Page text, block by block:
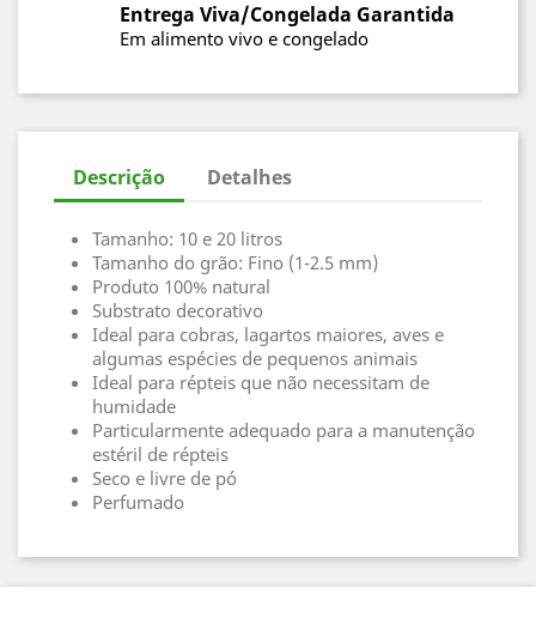
Entrega Viva/Congelada Garantida
Em alimento vivo e congelado
Descrição Detalhes
Tamanho: 10 e 20 litros
Tamanho do grão: Fino (1-2.5 mm)
Produto 100% natural
Substrato decorativo
Ideal para cobras, lagartos maiores, aves e
algumas espécies de pequenos animais
Ideal para répteis que não necessitam de
humidade
Particularmente adequado para a manutenção
estéril de répteis
Seco e livre de pó
Perfumado